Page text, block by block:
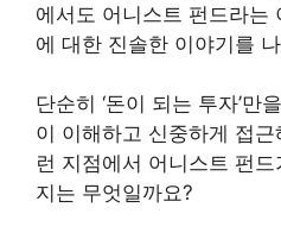
에서도 어니스트 펀드라는
에 대한 진솔한 이야기를
단순히 ‘돈이 되는 투자’만
이 이해하고 신중하게 접
런 지점에서 어니스트 펀
지는 무엇일까요?